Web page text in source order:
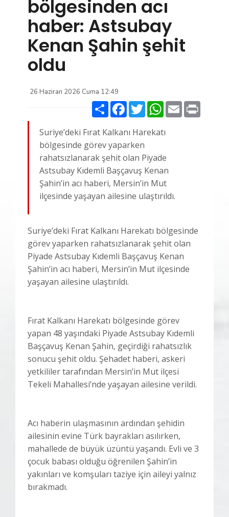
bölgesinden acı
haber: Astsubay
Kenan Şahin şehit
oldu
26 Haziran 2026 Cuma 12:49
Paylaş FacebookTwitter WhatsApp
Email
Suriye’deki Fırat Kalkanı Harekatı
bölgesinde görev yaparken
rahatsızlanarak şehit olan Piyade
Astsubay Kıdemli Başçavuş Kenan
Şahin’in acı haberi, Mersin’in Mut
ilçesinde yaşayan ailesine ulaştırıldı.
Suriye’deki Fırat Kalkanı Harekatı bölgesinde
görev yaparken rahatsızlanarak şehit olan
Piyade Astsubay Kıdemli Başçavuş Kenan
Şahin’in acı haberi, Mersin’in Mut ilçesinde
yaşayan ailesine ulaştırıldı.
Fırat Kalkanı Harekatı bölgesinde görev
yapan 48 yaşındaki Piyade Astsubay Kıdemli
Başçavuş Kenan Şahin, geçirdiği rahatsızlık
sonucu şehit oldu. Şehadet haberi, askeri
yetkililer tarafından Mersin’in Mut ilçesi
Tekeli Mahallesi’nde yaşayan ailesine verildi.
Acı haberin ulaşmasının ardından şehidin
ailesinin evine Türk bayrakları asılırken,
mahallede de büyük üzüntü yaşandı. Evli ve 3
çocuk babası olduğu öğrenilen Şahin’in
yakınları ve komşuları taziye için aileyi yalnız
bırakmadı.